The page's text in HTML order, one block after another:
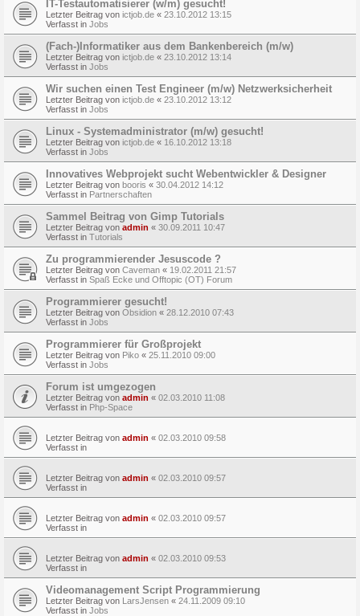
IT-Testautomatisierer (w/m) gesucht!
Letzter Beitrag von ictjob.de « 23.10.2012 13:15
Verfasst in Jobs
(Fach-)Informatiker aus dem Bankenbereich (m/w)
Letzter Beitrag von ictjob.de « 23.10.2012 13:14
Verfasst in Jobs
Wir suchen einen Test Engineer (m/w) Netzwerksicherheit
Letzter Beitrag von ictjob.de « 23.10.2012 13:12
Verfasst in Jobs
Linux - Systemadministrator (m/w) gesucht!
Letzter Beitrag von ictjob.de « 16.10.2012 13:18
Verfasst in Jobs
Innovatives Webprojekt sucht Webentwickler & Designer
Letzter Beitrag von booris « 30.04.2012 14:12
Verfasst in Partnerschaften
Sammel Beitrag von Gimp Tutorials
Letzter Beitrag von admin « 30.09.2011 10:47
Verfasst in Tutorials
Zu programmierender Jesuscode ?
Letzter Beitrag von Caveman « 19.02.2011 21:57
Verfasst in Spaß Ecke und Offtopic (OT) Forum
Programmierer gesucht!
Letzter Beitrag von Obsidion « 28.12.2010 07:43
Verfasst in Jobs
Programmierer für Großprojekt
Letzter Beitrag von Piko « 25.11.2010 09:00
Verfasst in Jobs
Forum ist umgezogen
Letzter Beitrag von admin « 02.03.2010 11:08
Verfasst in Php-Space
Letzter Beitrag von admin « 02.03.2010 09:58
Verfasst in
Letzter Beitrag von admin « 02.03.2010 09:57
Verfasst in
Letzter Beitrag von admin « 02.03.2010 09:57
Verfasst in
Letzter Beitrag von admin « 02.03.2010 09:53
Verfasst in
Videomanagement Script Programmierung
Letzter Beitrag von LarsJensen « 24.11.2009 09:10
Verfasst in Jobs